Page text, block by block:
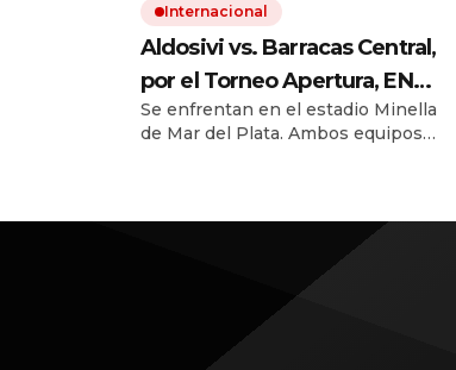
Internacional
Aldosivi vs. Barracas Central,
por el Torneo Apertura, EN
VIVO: seguí el minuto a
minuto
Se enfrentan en el estadio Minella
de Mar del Plata. Ambos equipos